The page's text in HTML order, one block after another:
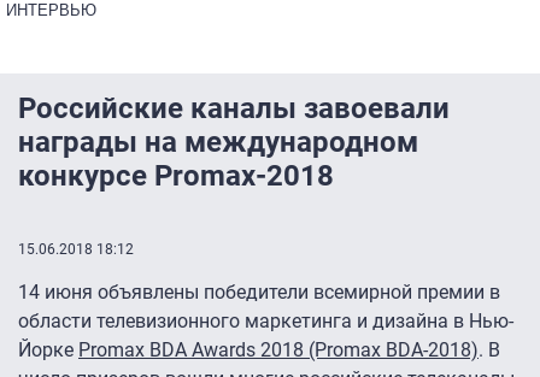
ИНТЕРВЬЮ
Российские каналы завоевали
награды на международном
конкурсе Promax-2018
15.06.2018 18:12
14 июня объявлены победители всемирной премии в
области телевизионного маркетинга и дизайна в Нью-
Йорке Promax BDA Awards 2018 (Promax BDA-2018). В